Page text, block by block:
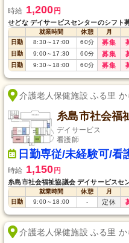
時給 1,200 円
せどな デイサービスセンターのシフト
就業時間 休憩 月
日勤
8:30～17:00 60分 募集
日勤 9:00～17:30 60分 募集
日勤 9:30～18:00 60分 募集
介護老人保健施設 ふる里 か
デイサービス
看護師
日勤専従/未経験可/看
時給 1,150 円
糸島市社会福祉協議会 デイサービスセ
就業時間 休憩 月
日勤
9:00～18:00 - 定休
介護老人保健施設 ふる里 か